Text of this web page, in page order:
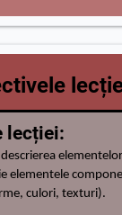
lecției:
elementele
culori, texturi).